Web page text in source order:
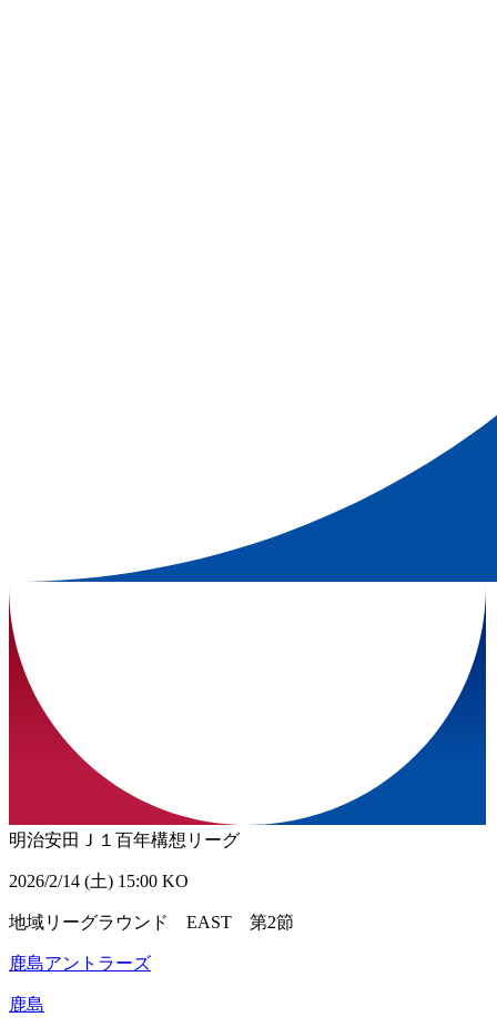
明治安田Ｊ１百年構想リーグ
2026/2/14 (土) 15:00 KO
地域リーグラウンド EAST 第2節
鹿島アントラーズ
鹿島